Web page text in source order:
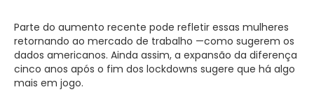
Parte do aumento recente pode refletir essas mulheres
retornando ao mercado de trabalho —como sugerem os
dados americanos. Ainda assim, a expansão da diferença
cinco anos após o fim dos lockdowns sugere que há algo
mais em jogo.